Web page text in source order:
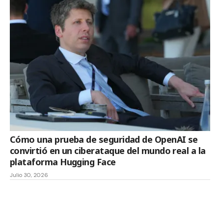
Cómo una prueba de seguridad de OpenAI se
convirtió en un ciberataque del mundo real a la
plataforma Hugging Face
Julio 30, 2026